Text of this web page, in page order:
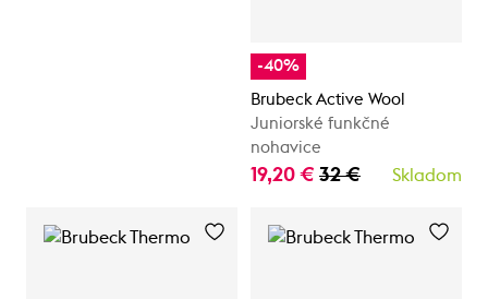
-40%
Brubeck Active Wool
Juniorské funkčné
nohavice
19,20 € 32 € Skladom